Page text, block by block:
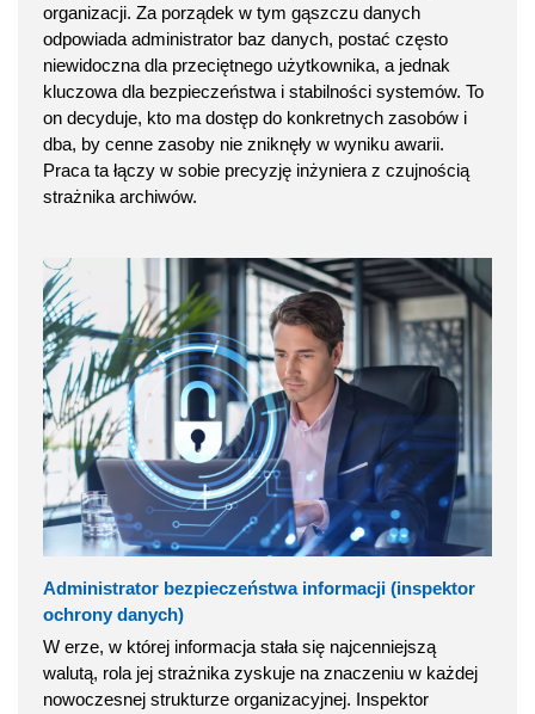
organizacji. Za porządek w tym gąszczu danych
odpowiada administrator baz danych, postać często
niewidoczna dla przeciętnego użytkownika, a jednak
kluczowa dla bezpieczeństwa i stabilności systemów. To
on decyduje, kto ma dostęp do konkretnych zasobów i
dba, by cenne zasoby nie zniknęły w wyniku awarii.
Praca ta łączy w sobie precyzję inżyniera z czujnością
strażnika archiwów.
Administrator bezpieczeństwa informacji (inspektor
ochrony danych)
W erze, w której informacja stała się najcenniejszą
walutą, rola jej strażnika zyskuje na znaczeniu w każdej
nowoczesnej strukturze organizacyjnej. Inspektor